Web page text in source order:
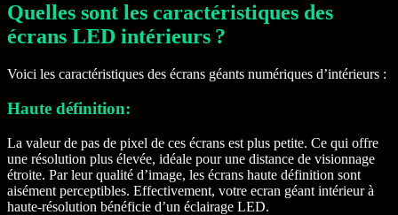
Quelles sont les caractéristiques des
écrans LED intérieurs ?
Voici les caractéristiques des écrans géants numériques d’intérieurs :
Haute définition:
La valeur de pas de pixel de ces écrans est plus petite. Ce qui offre
une résolution plus élevée, idéale pour une distance de visionnage
étroite. Par leur qualité d’image, les écrans haute définition sont
aisément perceptibles. Effectivement, votre ecran géant intérieur à
haute-résolution bénéficie d’un éclairage LED.